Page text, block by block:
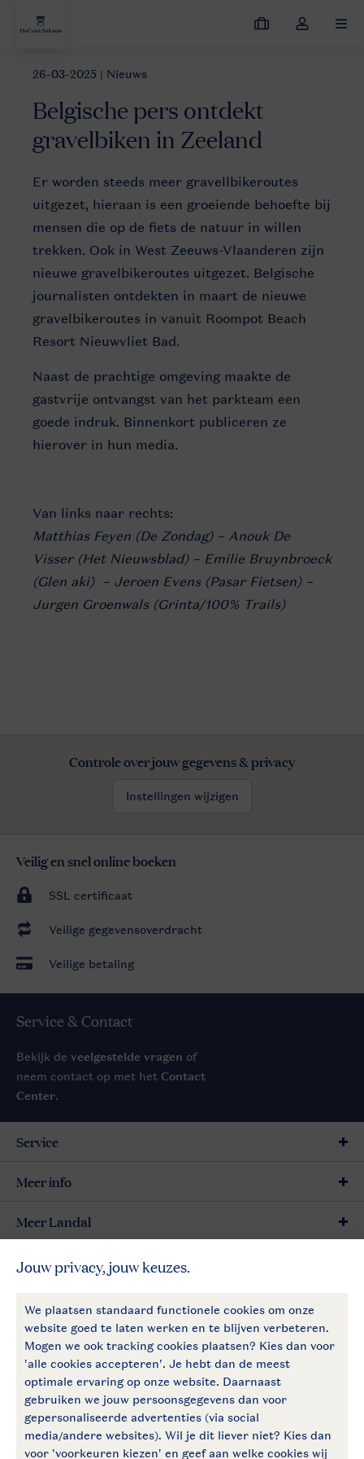
Mijn
Open
Belgische pers ontdekt gravelbiken in Zeeland
26-03-2025 | Nieuws
Belgische pers ontdekt
gravelbiken in Zeeland
Er worden steeds meer gravellbikeroutes
uitgezet, hieraan is een groeiende behoefte bij
mensen die op de fiets de natuur in willen
trekken. Ook in West Zeeuws-Vlaanderen zijn
nieuwe gravelbikeroutes uitgezet. Belgische
journalisten ontdekten in maart de nieuwe
gravelbikeroutes in vanuit Roompot Beach
Resort Nieuwvliet Bad.
Naast de prachtige omgeving maakte de
gastvrije ontvangst van het parkteam een
goede indruk. Binnenkort publiceren ze
hierover in hun media.
Van links naar rechts:
Matthias Feyen (De Zondag) – Anouk De
Visser (Het Nieuwsblad) – Emilie Bruynbroeck
(Glen aki) – Jeroen Evens (Pasar Fietsen) –
Jurgen Groenwals (Grinta/100% Trails)
Controle over jouw gegevens & privacy
Instellingen wijzigen
Veilig en snel online boeken
SSL certificaat
Veilige gegevensoverdracht
Veilige betaling
Service & Contact
Bekijk de veelgestelde vragen of
neem contact op met het Contact
Center.
Follow Us
facebookinstagram
Vakantietips & inspiratie?
Service
Meer info
Meer Landal
Betaalmogelijkheden